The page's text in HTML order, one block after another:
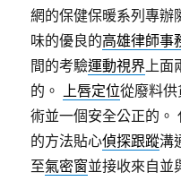
網的保健保暖系列專辦
味的優良的高雄律師事
間的考驗運動視界上面
的。 上唇定位從廢料
術並一個安全公正的。
的方法貼心偵探跟蹤溝
至氣密窗並接收來自並